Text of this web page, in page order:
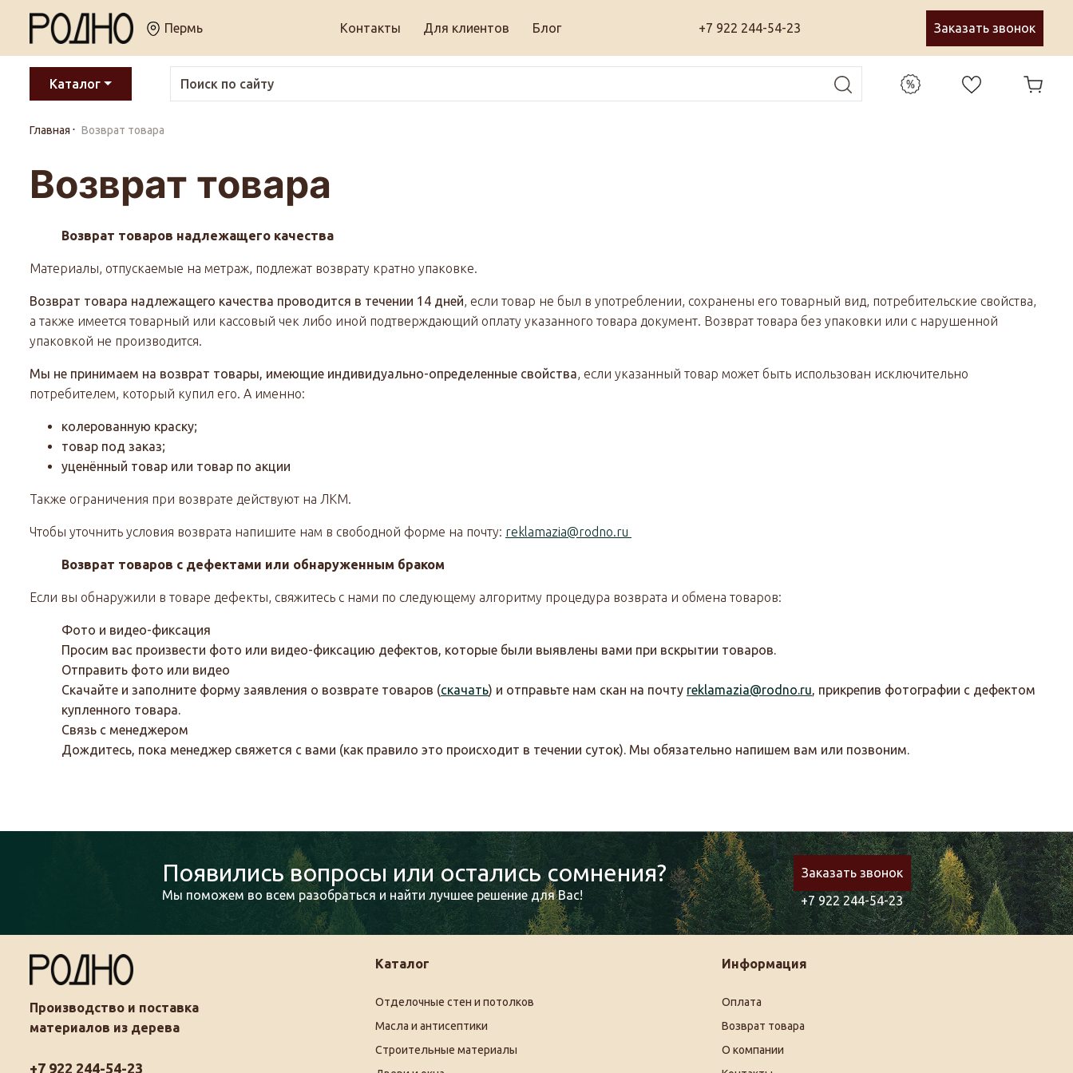
Пермь Контакты Для клиентов Блог +7 922 244-54-23 Заказать звонок
Каталог
Главная Возврат товара
Возврат товара
Возврат товаров надлежащего качества
Материалы, отпускаемые на метраж, подлежат возврату кратно упаковке.
Возврат товара надлежащего качества проводится в течении 14 дней, если товар не был в употреблении, сохранены его товарный вид, потребительские свойства,
а также имеется товарный или кассовый чек либо иной подтверждающий оплату указанного товара документ. Возврат товара без упаковки или с нарушенной
упаковкой не производится.
Мы не принимаем на возврат товары, имеющие индивидуально-определенные свойства, если указанный товар может быть использован исключительно
потребителем, который купил его. А именно:
колерованную краску;
товар под заказ;
уценённый товар или товар по акции
Также ограничения при возврате действуют на ЛКМ.
Чтобы уточнить условия возврата напишите нам в свободной форме на почту: reklamazia@rodno.ru
Возврат товаров с дефектами или обнаруженным браком
Если вы обнаружили в товаре дефекты, свяжитесь с нами по следующему алгоритму процедура возврата и обмена товаров:
Фото и видео-фиксация
Просим вас произвести фото или видео-фиксацию дефектов, которые были выявлены вами при вскрытии товаров.
Отправить фото или видео
Скачайте и заполните форму заявления о возврате товаров (скачать) и отправьте нам скан на почту reklamazia@rodno.ru, прикрепив фотографии с дефектом
купленного товара.
Связь с менеджером
Дождитесь, пока менеджер свяжется с вами (как правило это происходит в течении суток). Мы обязательно напишем вам или позвоним.
Появились вопросы или остались сомнения?
Мы поможем во всем разобраться и найти лучшее решение для Вас!
Заказать звонок
+7 922 244-54-23
Производство и поставка
материалов из дерева
+7 922 244-54-23
Каталог
Отделочные стен и потолков
Масла и антисептики
Строительные материалы
Информация
Оплата
Возврат товара
О компании